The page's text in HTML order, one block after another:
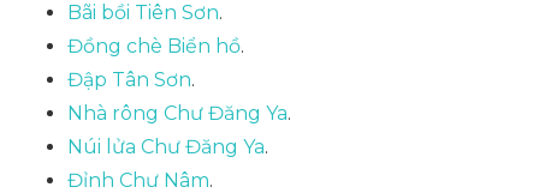
Bãi bồi Tiên Sơn.
Đồng chè Biển hồ.
Đập Tân Sơn.
Nhà rông Chư Đăng Ya.
Núi lửa Chư Đăng Ya.
Đỉnh Chư Nâm.